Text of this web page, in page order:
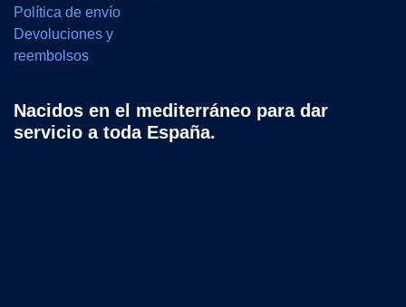
Política de envío
Devoluciones y
reembolsos
Nacidos en el mediterráneo para dar
servicio a toda España.